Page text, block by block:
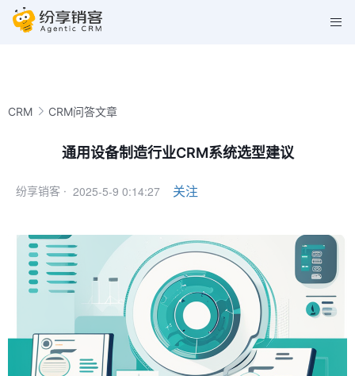
CRM CRM问答文章
通用设备制造行业CRM系统选型建议
纷享销客 · 2025-5-9 0:14:27 关注